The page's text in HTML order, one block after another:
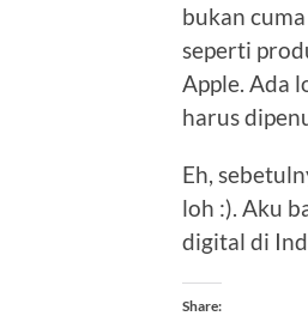
bukan
seperti
Apple. Ada
harus
Eh,
loh :). Aku
digital di
Share: